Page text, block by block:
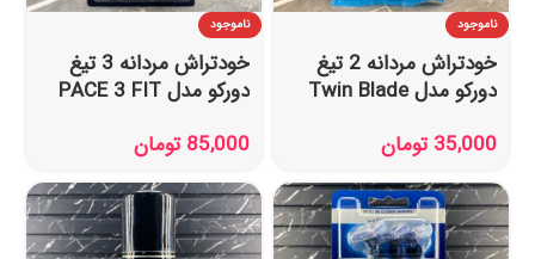
ناموجود
خودتراش مردانه 2 تیغ
دورکو مدل Twin Blade
35,000 تومان
ناموجود
خودتراش مردانه 3 تیغ
دورکو مدل PACE 3 FIT
85,000 تومان